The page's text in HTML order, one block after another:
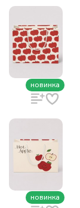
новинка
новинка